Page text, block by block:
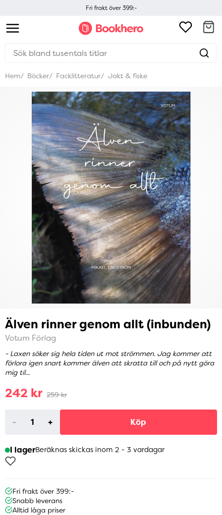
Fri frakt över 399:-
Hem Böcker Facklitteratur Jakt & fiske
Älven rinner genom allt (inbunden)
Votum Förlag
- Laxen söker sig hela tiden ut mot strömmen. Jag kommer att
förlora igen snart kommer älven att skratta till och på nytt göra
mig til...
242 kr 259 kr
- + Köp
I lagerBeräknas skickas inom 2 - 3 vardagar
Fri frakt över 399:-
Snabb leverans
Alltid låga priser